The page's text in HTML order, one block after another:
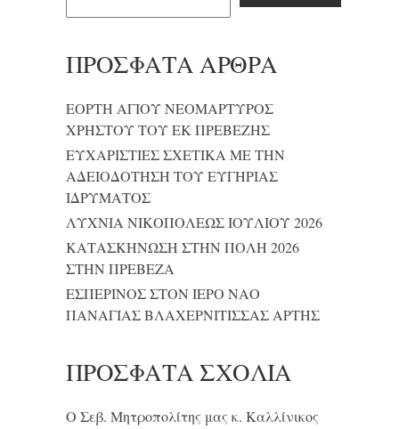
ΠΡΌΣΦΑΤΑ ΆΡΘΡΑ
ΕΟΡΤΗ ΑΓΙΟΥ ΝΕΟΜΑΡΤΥΡΟΣ
ΧΡΗΣΤΟΥ ΤΟΥ ΕΚ ΠΡΕΒΕΖΗΣ
ΕΥΧΑΡΙΣΤΙΕΣ ΣΧΕΤΙΚΑ ΜΕ ΤΗΝ
ΑΔΕΙΟΔΟΤΗΣΗ ΤΟΥ ΕΥΓΗΡΙΑΣ
ΙΔΡΥΜΑΤΟΣ
ΛΥΧΝΙΑ ΝΙΚΟΠΟΛΕΩΣ ΙΟΥΛΙΟΥ 2026
ΚΑΤΑΣΚΗΝΩΣΗ ΣΤΗΝ ΠΟΛΗ 2026
ΣΤΗΝ ΠΡΕΒΕΖΑ
ΕΣΠΕΡΙΝΟΣ ΣΤΟΝ ΙΕΡΟ ΝΑΟ
ΠΑΝΑΓΙΑΣ ΒΛΑΧΕΡΝΙΤΙΣΣΑΣ ΑΡΤΗΣ
ΠΡΌΣΦΑΤΑ ΣΧΌΛΙΑ
Ο Σεβ. Μητροπολίτης μας κ. Καλλίνικος